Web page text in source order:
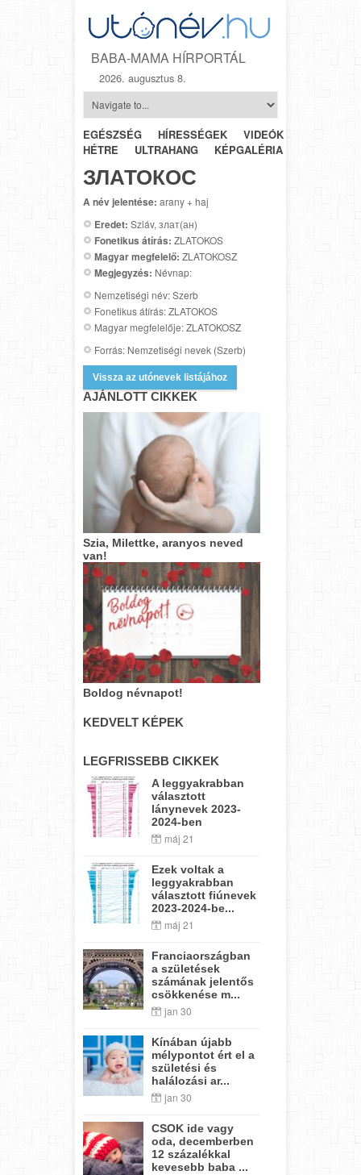
BABA-MAMA HÍRPORTÁL
2026. augusztus 8.
EGÉSZSÉG HÍRESSÉGEK VIDEÓK
HÉTRŐL-
HÉTRE
ULTRAHANG KÉPGALÉRIA
ЗЛАТОКОС
A név jelentése: arany + haj
Eredet: Szláv, злат(ан)
Fonetikus átírás: ZLATOKOS
Magyar megfelelő: ZLATOKOSZ
Megjegyzés: Névnap:
Nemzetiségi név: Szerb
Fonetikus átírás: ZLATOKOS
Magyar megfelelője: ZLATOKOSZ
Forrás: Nemzetiségi nevek (Szerb)
Vissza az utónevek listájához
AJÁNLOTT CIKKEK
Szia, Milettke, aranyos neved
van!
Boldog névnapot!
KEDVELT KÉPEK
LEGFRISSEBB CIKKEK
A leggyakrabban
választott
lánynevek 2023-
2024-ben
máj 21
Ezek voltak a
leggyakrabban
választott fiúnevek
2023-2024-be...
máj 21
Franciaországban
a születések
számának jelentős
csökkenése m...
jan 30
Kínában újabb
mélypontot ért el a
születési és
halálozási ar...
jan 30
CSOK ide vagy
oda, decemberben
12 százalékkal
kevesebb baba ...